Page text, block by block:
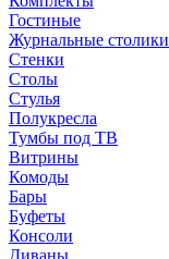
Гостиные
Журнальные столики
Стенки
Столы
Стулья
Полукресла
Тумбы под ТВ
Витрины
Комоды
Бары
Буфеты
Консоли
Диваны